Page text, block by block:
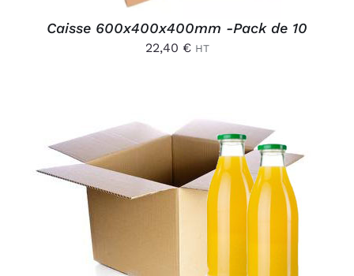
Caisse 600x400x400mm -Pack de 10
22,40 € HT
AJOUTER AU PANIER
DÉTAILS